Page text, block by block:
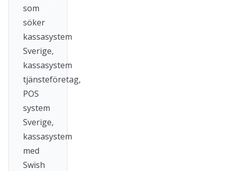
som
söker
kassasystem
Sverige,
kassasystem
tjänsteföretag,
POS
system
Sverige,
kassasystem
med
Swish